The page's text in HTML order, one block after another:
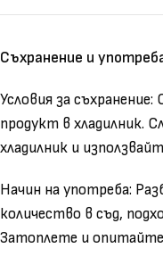
Съхранение и
Условия за
продукт в хладилник.
хладилник и
Начин на употреба:
количество в съд,
Затоплете и опитайте